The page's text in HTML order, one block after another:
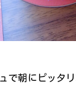
で朝にピッタ